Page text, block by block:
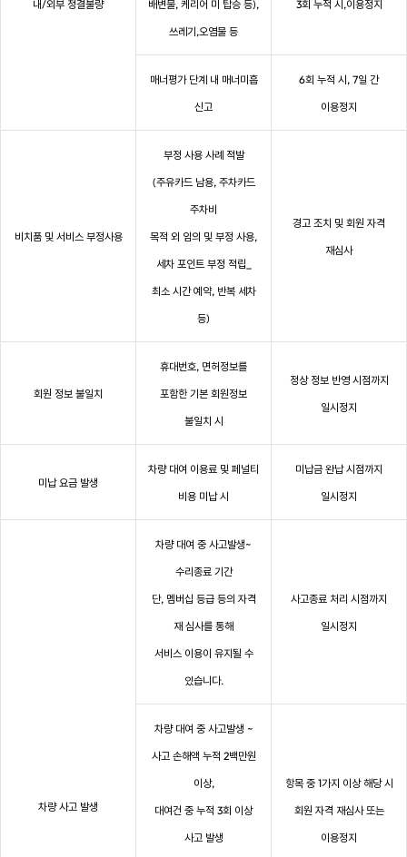
내/외부 청결불량
배변물, 케리어 미 탑승 등),
쓰레기,오염물 등
3회 누적 시,이용정지
매너평가 단계 내 매너미흡
신고
6회 누적 시, 7일 간
이용정지
비치품 및 서비스 부정사용
부정 사용 사례 적발
(주유카드 남용, 주차카드
주차비
목적 외 임의 및 부정 사용,
세차 포인트 부정 적립_
최소 시간 예약, 반복 세차
등)
경고 조치 및 회원 자격
재심사
회원 정보 불일치
휴대번호, 면허정보를
포함한 기본 회원정보
불일치 시
정상 정보 반영 시점까지
일시정지
미납 요금 발생
차량 대여 이용료 및 페널티
비용 미납 시
미납금 완납 시점까지
일시정지
차량 사고 발생
차량 대여 중 사고발생~
수리종료 기간
단, 멤버십 등급 등의 자격
재 심사를 통해
서비스 이용이 유지될 수
있습니다.
사고종료 처리 시점까지
일시정지
차량 대여 중 사고발생 ~
사고 손해액 누적 2백만원
이상,
대여건 중 누적 3회 이상
사고 발생
항목 중 1가지 이상 해당 시
회원 자격 재심사 또는
이용정지